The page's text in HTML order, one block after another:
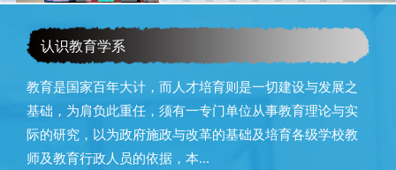
认识教育学系
教育是国家百年大计，而人才培育则是一切建设与发展之
基础，为肩负此重任，须有一专门单位从事教育理论与实
际的研究，以为政府施政与改革的基础及培育各级学校教
师及教育行政人员的依据，本...